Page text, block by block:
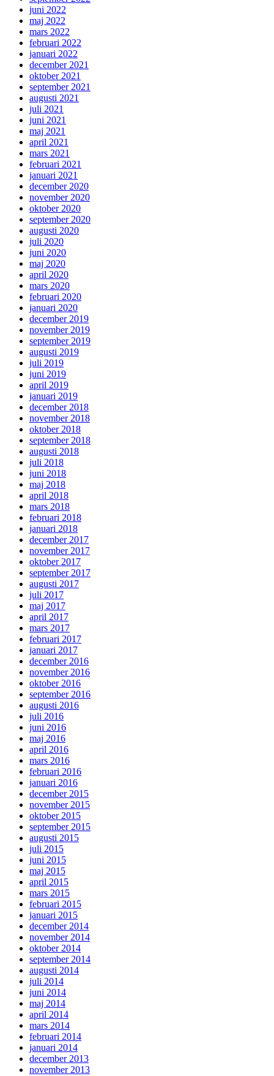
juni 2022
maj 2022
mars 2022
februari 2022
januari 2022
december 2021
oktober 2021
september 2021
augusti 2021
juli 2021
juni 2021
maj 2021
april 2021
mars 2021
februari 2021
januari 2021
december 2020
november 2020
oktober 2020
september 2020
augusti 2020
juli 2020
juni 2020
maj 2020
april 2020
mars 2020
februari 2020
januari 2020
december 2019
november 2019
september 2019
augusti 2019
juli 2019
juni 2019
april 2019
januari 2019
december 2018
november 2018
oktober 2018
september 2018
augusti 2018
juli 2018
juni 2018
maj 2018
april 2018
mars 2018
februari 2018
januari 2018
december 2017
november 2017
oktober 2017
september 2017
augusti 2017
juli 2017
maj 2017
april 2017
mars 2017
februari 2017
januari 2017
december 2016
november 2016
oktober 2016
september 2016
augusti 2016
juli 2016
juni 2016
maj 2016
april 2016
mars 2016
februari 2016
januari 2016
december 2015
november 2015
oktober 2015
september 2015
augusti 2015
juli 2015
juni 2015
maj 2015
april 2015
mars 2015
februari 2015
januari 2015
december 2014
november 2014
oktober 2014
september 2014
augusti 2014
juli 2014
juni 2014
maj 2014
april 2014
mars 2014
februari 2014
januari 2014
december 2013
november 2013